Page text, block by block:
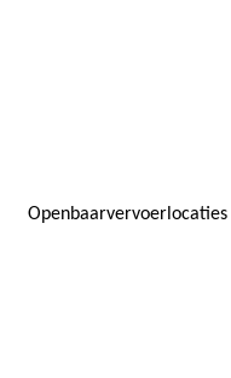
Openbaarvervoerlocaties